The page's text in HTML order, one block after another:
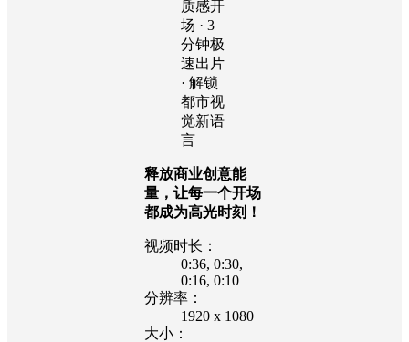
质感开
场 · 3
分钟极
速出片
· 解锁
都市视
觉新语
言
释放商业创意能
量，让每一个开场
都成为高光时刻！
视频时长：
0:36, 0:30,
0:16, 0:10
分辨率：
1920 x 1080
大小：